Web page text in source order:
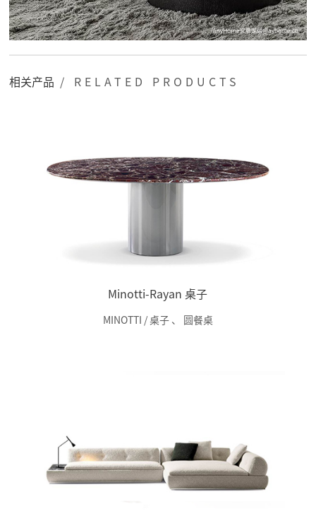
相关产品 / RELATED PRODUCTS
Minotti-Rayan 桌子
MINOTTI / 桌子 、 圆餐桌